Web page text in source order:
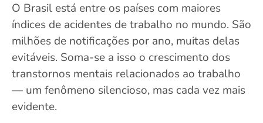
O Brasil está entre os países com maiores
índices de acidentes de trabalho no mundo. São
milhões de notificações por ano, muitas delas
evitáveis. Soma-se a isso o crescimento dos
transtornos mentais relacionados ao trabalho
— um fenômeno silencioso, mas cada vez mais
evidente.